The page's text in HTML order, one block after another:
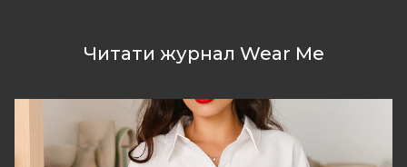
Читати журнал Wear Me